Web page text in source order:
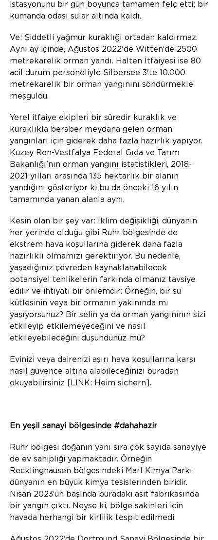
istasyonunu bir gün boyunca tamamen felç etti; bir
kumanda odası sular altında kaldı.
Ve: Şiddetli yağmur kuraklığı ortadan kaldırmaz.
Aynı ay içinde, Ağustos 2022'de Witten‘de 2500
metrekarelik orman yandı. Halten İtfaiyesi ise 80
acil durum personeliyle Silbersee 3'te 10.000
metrekarelik bir orman yangınını söndürmekle
meşguldü.
Yerel itfaiye ekipleri bir süredir kuraklık ve
kuraklıkla beraber meydana gelen orman
yangınları için giderek daha fazla hazırlık yapıyor.
Kuzey Ren-Vestfalya Federal Gıda ve Tarım
Bakanlığı'nın orman yangını istatistikleri, 2018-
2021 yılları arasında 135 hektarlık bir alanın
yandığını gösteriyor ki bu da önceki 16 yılın
tamamında yanan alanla aynı.
Kesin olan bir şey var: İklim değişikliği, dünyanın
her yerinde olduğu gibi Ruhr bölgesinde de
ekstrem hava koşullarına giderek daha fazla
hazırlıklı olmamızı gerektiriyor. Bu nedenle,
yaşadığınız çevreden kaynaklanabilecek
potansiyel tehlikelerin farkında olmanız tavsiye
edilir ve ihtiyati bir önlemdir: Örneğin, bir su
kütlesinin veya bir ormanın yakınında mı
yaşıyorsunuz? Bir selin ya da orman yangınının sizi
etkileyip etkilemeyeceğini ve nasıl
etkileyebileceğini düşündünüz mü?
Evinizi veya dairenizi aşırı hava koşullarına karşı
nasıl güvence altına alabileceğinizi buradan
okuyabilirsiniz [LINK: Heim sichern].
En yeşil sanayi bölgesinde #dahahazir
Ruhr bölgesi doğanın yanı sıra çok sayıda sanayiye
de ev sahipliği yapmaktadır. Örneğin
Recklinghausen bölgesindeki Marl Kimya Parkı
dünyanın en büyük kimya tesislerinden biridir.
Nisan 2023‘ün başında buradaki asit fabrikasında
bir yangın çıktı. Neyse ki, bölge sakinleri için
havada herhangi bir kirlilik tespit edilmedi.